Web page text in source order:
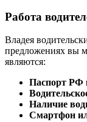
Работа
Владея
предложениях вы
являются:
Паспорт РФ
Наличие
Смартфон